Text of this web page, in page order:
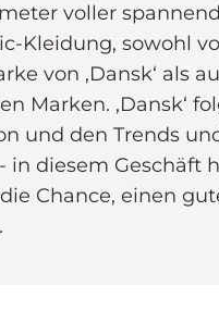
voller
Kleidung, sowohl
von ‚Dansk‘ als
Marken. ‚Dansk‘
und den Trends
in diesem Geschäft
Chance, einen